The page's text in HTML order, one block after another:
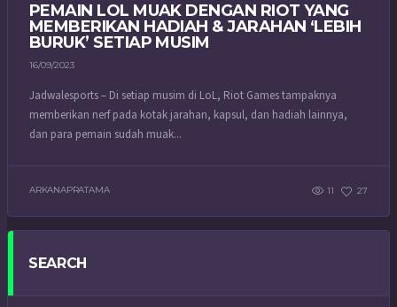
PEMAIN LOL MUAK DENGAN RIOT YANG
MEMBERIKAN HADIAH & JARAHAN ‘LEBIH
BURUK’ SETIAP MUSIM
16/09/2023
Jadwalesports – Di setiap musim di LoL, Riot Games tampaknya
memberikan nerf pada kotak jarahan, kapsul, dan hadiah lainnya,
dan para pemain sudah muak...
ARKANAPRATAMA 11 27
SEARCH